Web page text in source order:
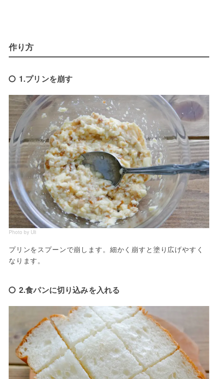
作り方
1.プリンを崩す
Photo by Uli
プリンをスプーンで崩します。細かく崩すと塗り広げやすく
なります。
2.食パンに切り込みを入れる